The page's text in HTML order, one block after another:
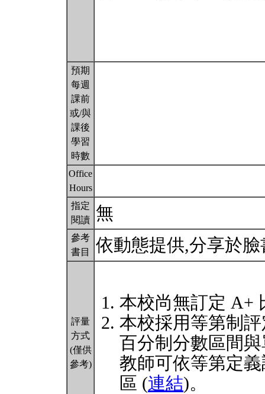
預期
每週
課前
或/與
課後
學習
時數
Office
Hours
指定
閱讀
無
參考
書目
依動態提供,分享於
評量
方式
(僅供
參考)
本校尚無訂定 A+
本校採用等第制
百分制分數區間
教師可依等第定
區 (連結)。